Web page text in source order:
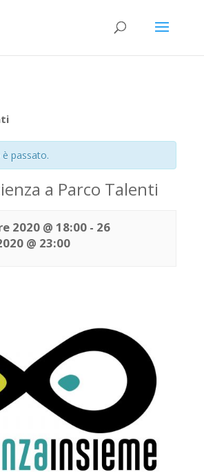
passato.
a Parco Talenti
2020 @ 18:00 - 26
@ 23:00